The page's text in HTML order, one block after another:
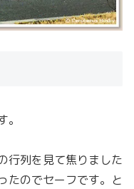
行列を見て焦りました
たのでセーフです。と